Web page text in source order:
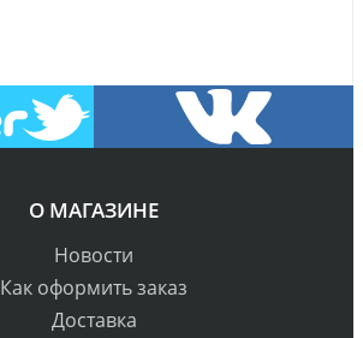
О МАГАЗИНЕ
Новости
Как оформить заказ
Доставка